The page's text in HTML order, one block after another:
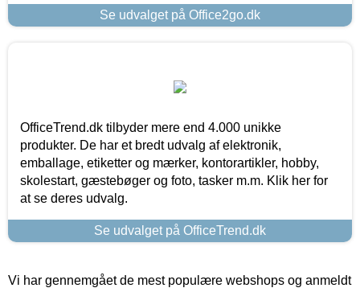
Se udvalget på Office2go.dk
OfficeTrend.dk tilbyder mere end 4.000 unikke
produkter. De har et bredt udvalg af elektronik,
emballage, etiketter og mærker, kontorartikler, hobby,
skolestart, gæstebøger og foto, tasker m.m. Klik her for
at se deres udvalg.
Se udvalget på OfficeTrend.dk
Vi har gennemgået de mest populære webshops og anmeldt